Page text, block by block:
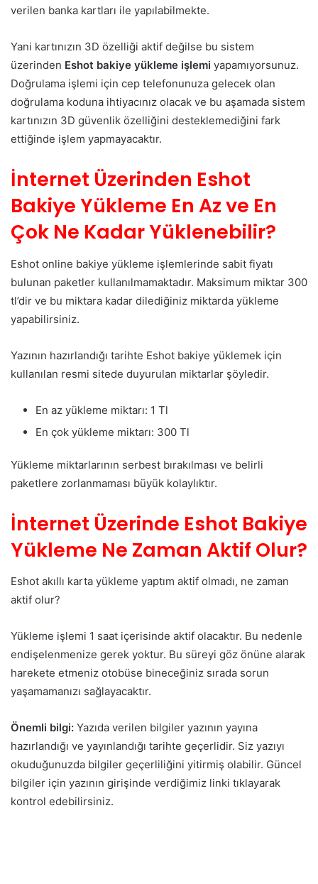
verilen banka kartları ile yapılabilmekte.
Yani kartınızın 3D özelliği aktif değilse bu sistem
üzerinden Eshot bakiye yükleme işlemi yapamıyorsunuz.
Doğrulama işlemi için cep telefonunuza gelecek olan
doğrulama koduna ihtiyacınız olacak ve bu aşamada sistem
kartınızın 3D güvenlik özelliğini desteklemediğini fark
ettiğinde işlem yapmayacaktır.
İnternet Üzerinden Eshot
Bakiye Yükleme En Az ve En
Çok Ne Kadar Yüklenebilir?
Eshot online bakiye yükleme işlemlerinde sabit fiyatı
bulunan paketler kullanılmamaktadır. Maksimum miktar 300
tl’dir ve bu miktara kadar dilediğiniz miktarda yükleme
yapabilirsiniz.
Yazının hazırlandığı tarihte Eshot bakiye yüklemek için
kullanılan resmi sitede duyurulan miktarlar şöyledir.
En az yükleme miktarı: 1 Tl
En çok yükleme miktarı: 300 Tl
Yükleme miktarlarının serbest bırakılması ve belirli
paketlere zorlanmaması büyük kolaylıktır.
İnternet Üzerinde Eshot Bakiye
Yükleme Ne Zaman Aktif Olur?
Eshot akıllı karta yükleme yaptım aktif olmadı, ne zaman
aktif olur?
Yükleme işlemi 1 saat içerisinde aktif olacaktır. Bu nedenle
endişelenmenize gerek yoktur. Bu süreyi göz önüne alarak
harekete etmeniz otobüse bineceğiniz sırada sorun
yaşamamanızı sağlayacaktır.
Önemli bilgi: Yazıda verilen bilgiler yazının yayına
hazırlandığı ve yayınlandığı tarihte geçerlidir. Siz yazıyı
okuduğunuzda bilgiler geçerliliğini yitirmiş olabilir. Güncel
bilgiler için yazının girişinde verdiğimiz linki tıklayarak
kontrol edebilirsiniz.